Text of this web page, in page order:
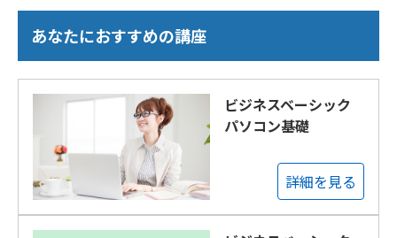
あなたにおすすめの講座
ビジネスベーシック
パソコン基礎
詳細を見る